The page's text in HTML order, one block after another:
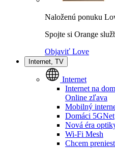
Naloženú ponuku
Spojte si Orange
Objaviť Love
Internet, TV
Internet
Internet na
Online zľava
Mobilný
Domáci 5GNet
Nová éra
Wi-Fi Mesh
Chcem